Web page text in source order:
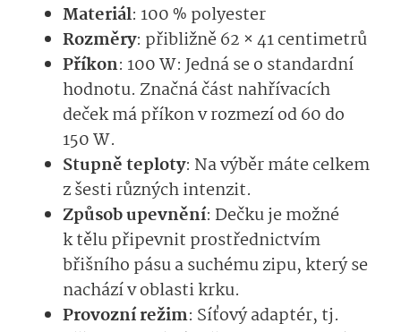
Materiál: 100 % polyester
Rozměry: přibližně 62 × 41 centimetrů
Příkon: 100 W: Jedná se o standardní
hodnotu. Značná část nahřívacích
deček má příkon v rozmezí od 60 do
150 W.
Stupně teploty: Na výběr máte celkem
z šesti různých intenzit.
Způsob upevnění: Dečku je možné
k tělu připevnit prostřednictvím
břišního pásu a suchému zipu, který se
nachází v oblasti krku.
Provozní režim: Síťový adaptér, tj.